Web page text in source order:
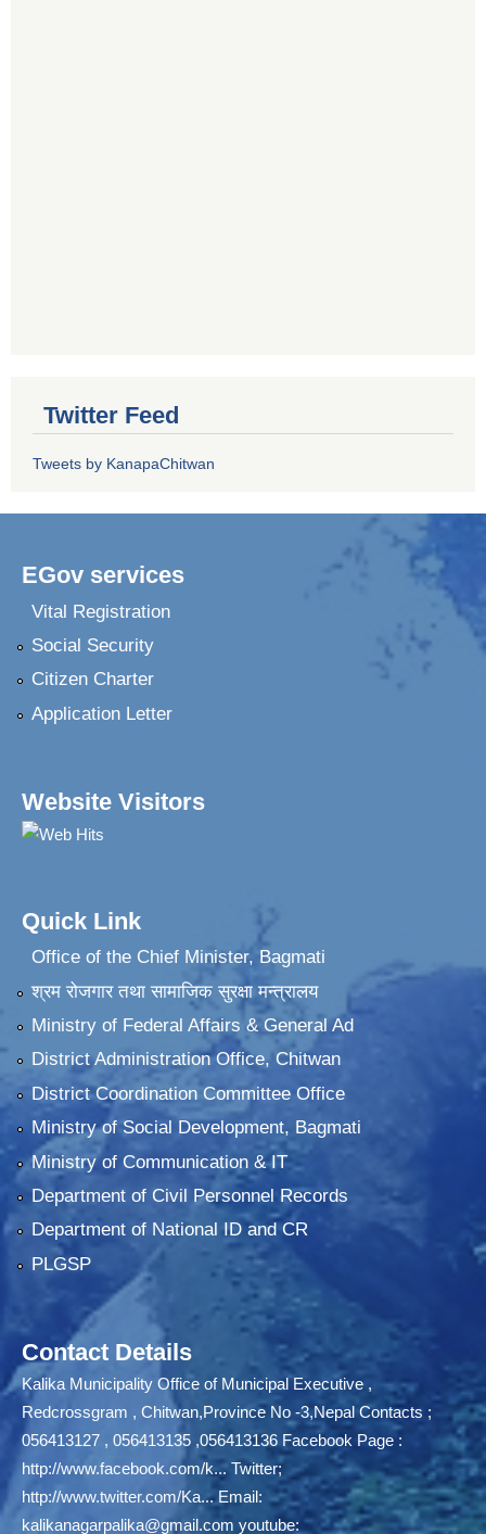
Twitter Feed
Tweets by KanapaChitwan
EGov services
Vital Registration
Social Security
Citizen Charter
Application Letter
Website Visitors
Quick Link
Office of the Chief Minister, Bagmati
श्रम रोजगार तथा सामाजिक सुरक्षा मन्त्रालय
Ministry of Federal Affairs & General Ad
District Administration Office, Chitwan
District Coordination Committee Office
Ministry of Social Development, Bagmati
Ministry of Communication & IT
Department of Civil Personnel Records
Department of National ID and CR
PLGSP
Contact Details
Kalika Municipality Office of Municipal Executive ,
Redcrossgram , Chitwan,Province No -3,Nepal Contacts ;
056413127 , 056413135 ,056413136 Facebook Page :
http://www.facebook.com/k...Twitter;
http://www.twitter.com/Ka...Email:
kalikanagarpalika@gmail.com youtube: